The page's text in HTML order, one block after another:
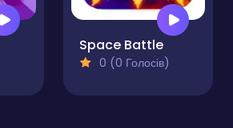
Space Battle
0 (0 Голосів)